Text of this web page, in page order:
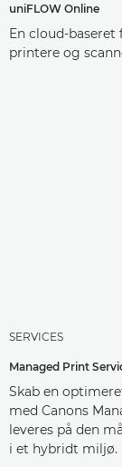
uniFLOW Online
En cloud-
printere og
SERVICES
Managed Print
Skab en
med Canons
leveres på den
i et hybridt miljø.